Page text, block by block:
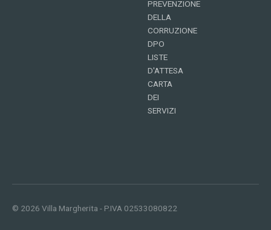
PREVENZIONE
DELLA
CORRUZIONE
DPO
LISTE
D'ATTESA
CARTA
DEI
SERVIZI
© 2026 Villa Margherita - P.IVA 02533080822